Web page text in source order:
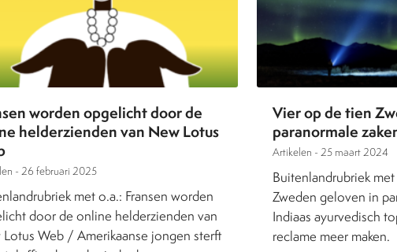
worden opgelicht door de
helderzienden van New Lotus
- 26 februari 2025
met o.a.: Fransen worden
door de online helderzienden van
Web / Amerikaanse jongen sterft
Vier op de tien
paranormale
Artikelen - 25 maart 2024
Buitenlandrubriek
Zweden geloven in
Indiaas ayurvedisch
reclame meer maken.